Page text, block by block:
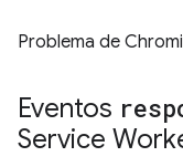
Problema de
Eventos
Service